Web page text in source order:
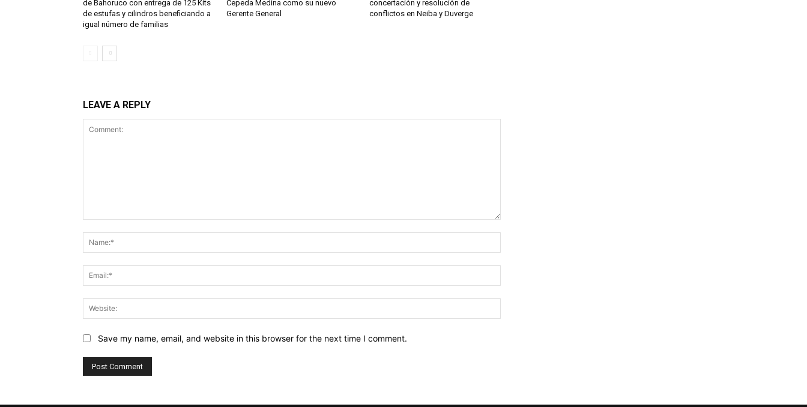
de Bahoruco con entrega de 125 Kits
de estufas y cilindros beneficiando a
igual número de familias
Cepeda Medina como su nuevo
Gerente General
concertación y resolución de
conflictos en Neiba y Duverge
LEAVE A REPLY
Save my name, email, and website in this browser for the next time I comment.